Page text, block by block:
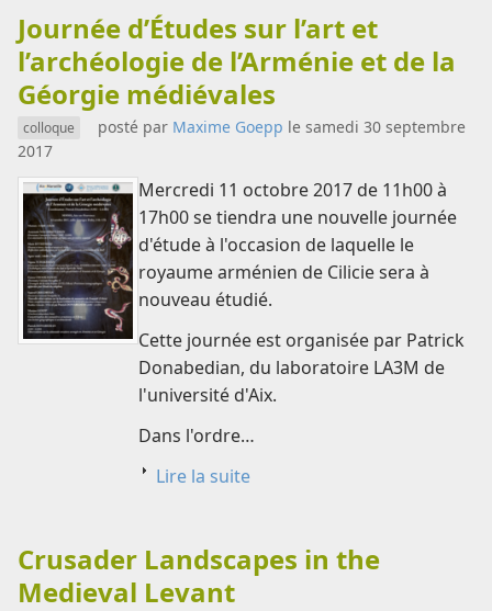
Journée d’Études sur l’art et
l’archéologie de l’Arménie et de la
Géorgie médiévales
colloque posté par Maxime Goepp le samedi 30 septembre
2017
Mercredi 11 octobre 2017 de 11h00 à
17h00 se tiendra une nouvelle journée
d'étude à l'occasion de laquelle le
royaume arménien de Cilicie sera à
nouveau étudié.
Cette journée est organisée par Patrick
Donabedian, du laboratoire LA3M de
l'université d'Aix.
Dans l'ordre…
Lire la suite
Crusader Landscapes in the
Medieval Levant